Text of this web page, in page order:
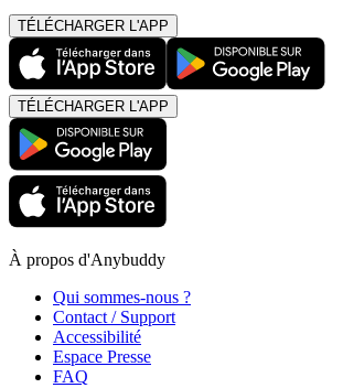
TÉLÉCHARGER L'APP
TÉLÉCHARGER L'APP
À propos d'Anybuddy
Qui sommes-nous ?
Contact / Support
Accessibilité
Espace Presse
FAQ